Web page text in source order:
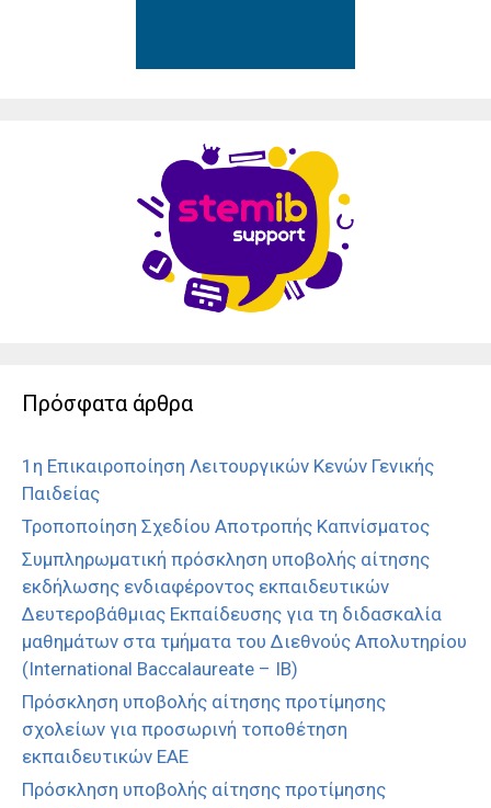
Πρόσφατα άρθρα
1η Επικαιροποίηση Λειτουργικών Κενών Γενικής
Παιδείας
Τροποποίηση Σχεδίου Αποτροπής Καπνίσματος
Συμπληρωματική πρόσκληση υποβολής αίτησης
εκδήλωσης ενδιαφέροντος εκπαιδευτικών
Δευτεροβάθμιας Εκπαίδευσης για τη διδασκαλία
μαθημάτων στα τμήματα του Διεθνούς Απολυτηρίου
(International Baccalaureate – IB)
Πρόσκληση υποβολής αίτησης προτίμησης
σχολείων για προσωρινή τοποθέτηση
εκπαιδευτικών ΕΑΕ
Πρόσκληση υποβολής αίτησης προτίμησης